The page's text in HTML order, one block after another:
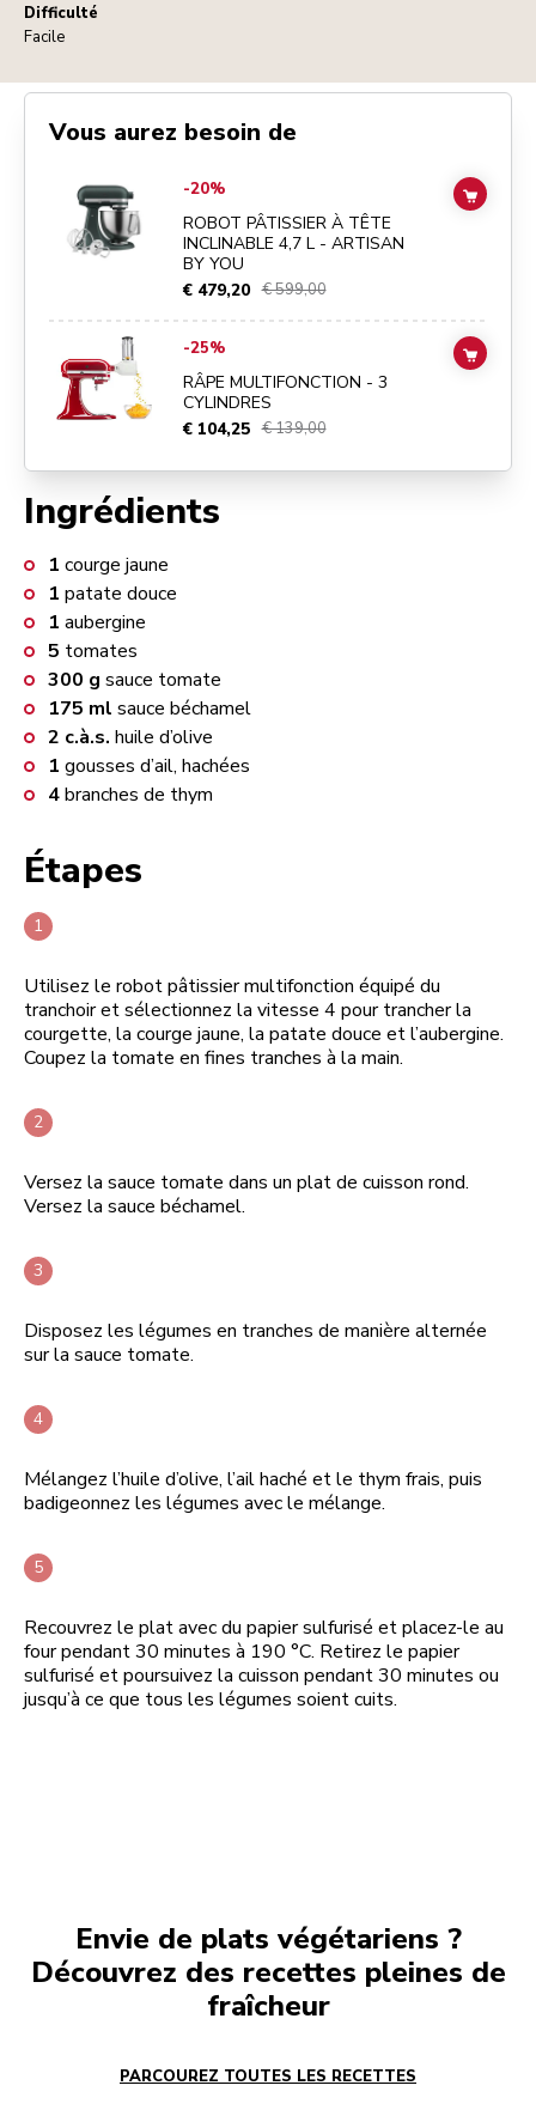
Difficulté
Facile
Ingrédients
1 courge jaune
1 patate douce
1 aubergine
5 tomates
300 g sauce tomate
175 ml sauce béchamel
2 c.à.s. huile d’olive
1 gousses d’ail, hachées
4branches de thym
Étapes
Utilisez le robot pâtissier multifonction équipé du
tranchoir et sélectionnez la vitesse 4 pour trancher la
courgette, la courge jaune, la patate douce et l’aubergine.
Coupez la tomate en fines tranches à la main.
Versez la sauce tomate dans un plat de cuisson rond.
Versez la sauce béchamel.
Disposez les légumes en tranches de manière alternée
sur la sauce tomate.
Mélangez l’huile d’olive, l’ail haché et le thym frais, puis
badigeonnez les légumes avec le mélange.
Recouvrez le plat avec du papier sulfurisé et placez-le au
four pendant 30 minutes à 190 °C. Retirez le papier
sulfurisé et poursuivez la cuisson pendant 30 minutes ou
jusqu’à ce que tous les légumes soient cuits.
Vous aurez besoin de
Go toROBOT PÂTISSIER À TÊTE INCLINABLE 4,7 L - ARTISAN BY
-20%
ROBOT PÂTISSIER À TÊTE
INCLINABLE 4,7 L - ARTISAN
BY YOU
€ 479,20 € 599,00
ADD
RÂPE MULTIFONCTION - 3 CYLINDRES details page
-25%
RÂPE MULTIFONCTION - 3
CYLINDRES
€ 104,25 € 139,00
ADD
Envie de plats végétariens ?
Découvrez des recettes pleines de
fraîcheur
PARCOUREZ TOUTES LES RECETTES